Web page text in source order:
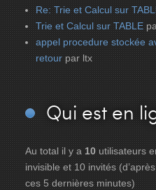
Re: Trie et Calcul sur
Trie et Calcul sur TABLE
appel procedure stockée
retour par ltx
Qui est en
Au total il y a 10 utilisateurs
invisible et 10 invités
ces 5 dernières minutes)